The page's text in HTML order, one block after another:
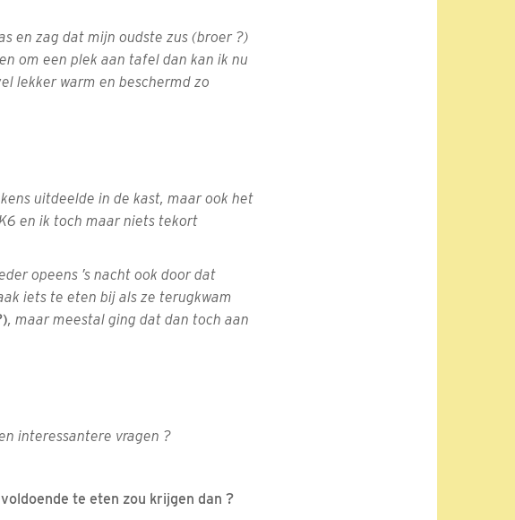
en zag dat mijn oudste zus (broer ?)
om een plek aan tafel dan kan ik nu
lekker warm en beschermd zo
uitdeelde in de kast, maar ook het
en ik toch maar niets tekort
opeens ’s nacht ook door dat
iets te eten bij als ze terugkwam
, maar meestal ging dat dan toch aan
interessantere vragen ?
te eten zou krijgen dan ?